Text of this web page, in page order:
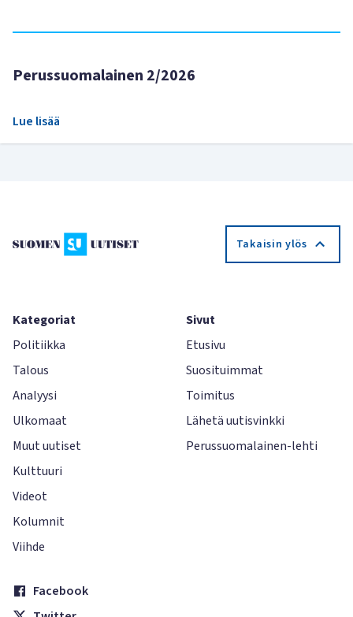
Perussuomalainen 2/2026
Lue lisää
Takaisin ylös
Kategoriat
Politiikka
Talous
Analyysi
Ulkomaat
Muut uutiset
Kulttuuri
Videot
Kolumnit
Viihde
Sivut
Etusivu
Suosituimmat
Toimitus
Lähetä uutisvinkki
Perussuomalainen-lehti
Facebook